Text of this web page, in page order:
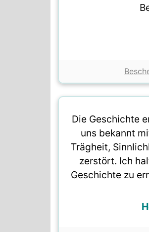
Die Geschichte
uns bekannt
Trägheit,
zerstört. Ich
Geschichte zu